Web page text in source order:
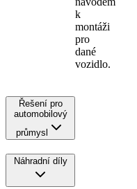
k
montáži
pro
dané
vozidlo.
Řešení pro
automobilový
průmysl
Náhradní díly